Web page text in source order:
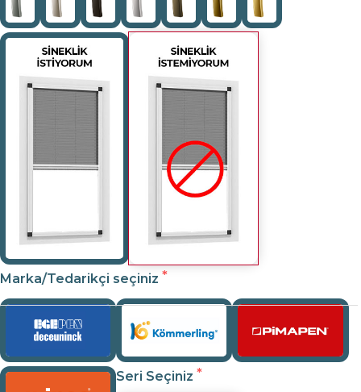
Marka/Tedarikçi seçiniz
Seri Seçiniz